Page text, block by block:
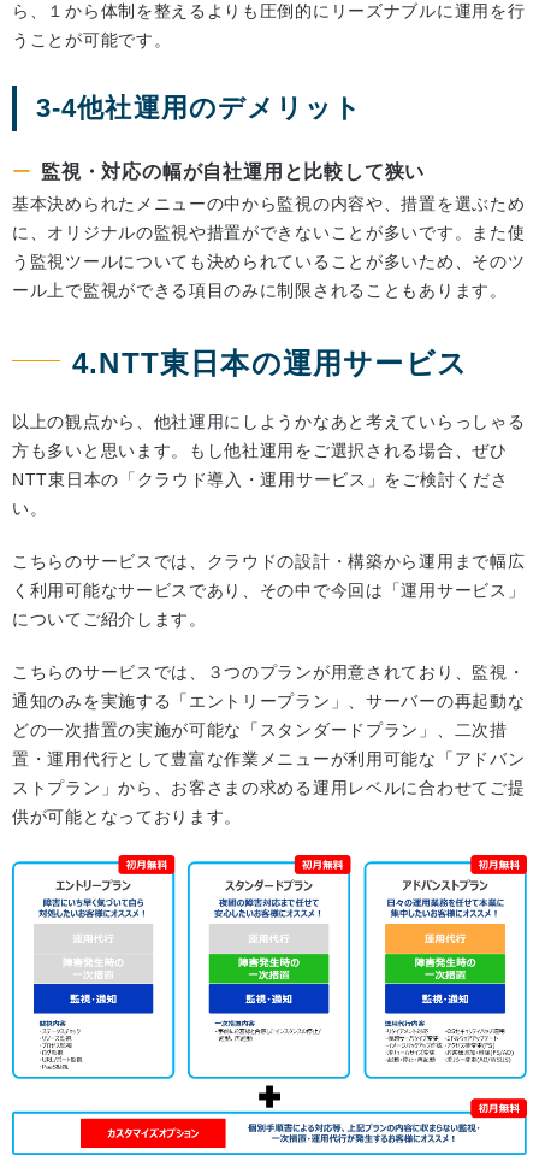
ら、１から体制を整えるよりも圧倒的にリーズナブルに運用を行
うことが可能です。
3-4他社運用のデメリット
監視・対応の幅が自社運用と比較して狭い
基本決められたメニューの中から監視の内容や、措置を選ぶため
に、オリジナルの監視や措置ができないことが多いです。また使
う監視ツールについても決められていることが多いため、そのツ
ール上で監視ができる項目のみに制限されることもあります。
4.NTT東日本の運用サービス
以上の観点から、他社運用にしようかなあと考えていらっしゃる
方も多いと思います。もし他社運用をご選択される場合、ぜひ
NTT東日本の「クラウド導入・運用サービス」をご検討くださ
い。
こちらのサービスでは、クラウドの設計・構築から運用まで幅広
く利用可能なサービスであり、その中で今回は「運用サービス」
についてご紹介します。
こちらのサービスでは、３つのプランが用意されており、監視・
通知のみを実施する「エントリープラン」、サーバーの再起動な
どの一次措置の実施が可能な「スタンダードプラン」、二次措
置・運用代行として豊富な作業メニューが利用可能な「アドバン
ストプラン」から、お客さまの求める運用レベルに合わせてご提
供が可能となっております。